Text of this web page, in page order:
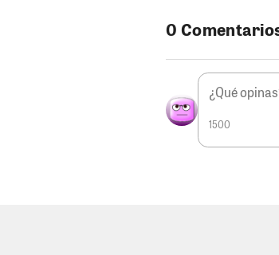
0
1500